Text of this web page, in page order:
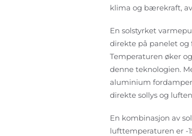
klima og bærekraft,
En solstyrket
direkte på panelet og
Temperaturen øker
denne teknologien.
aluminium
direkte sollys og
En kombinasjon av
lufttemperaturen er -